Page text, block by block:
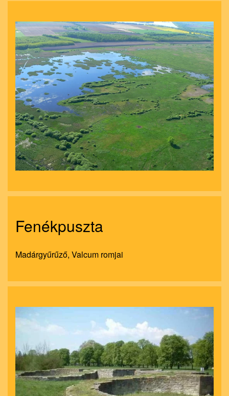
nagyít
Fenékpuszta
Madárgyűrűző, Valcum romjai
nagyít